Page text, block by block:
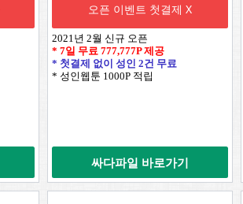
오픈 이벤트 첫결제 X
2021년 2월 신규 오픈
* 7일 무료 777,777P제공
* 첫결제 없이 성인 2건 무료
* 성인웹툰 1000P 적립
싸다파일 바로가기